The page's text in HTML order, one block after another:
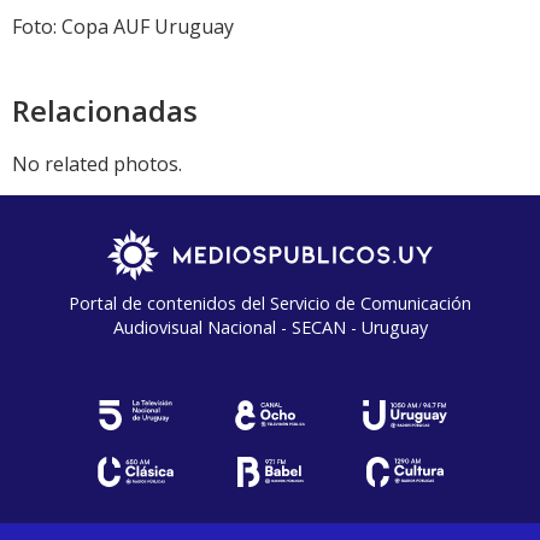
Foto: Copa AUF Uruguay
Relacionadas
No related photos.
Portal de contenidos del Servicio de Comunicación
Audiovisual Nacional - SECAN - Uruguay